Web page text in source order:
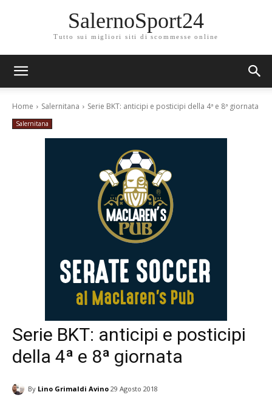
SalernoSport24
Tutto sui migliori siti di scommesse online
Home Salernitana Serie BKT: anticipi e posticipi della 4ª e 8ª giornata
Salernitana
Serie BKT: anticipi e posticipi
della 4ª e 8ª giornata
By Lino Grimaldi Avino 29 Agosto 2018